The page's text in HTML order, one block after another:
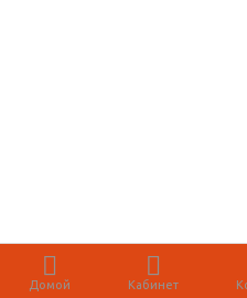
Домой Кабинет